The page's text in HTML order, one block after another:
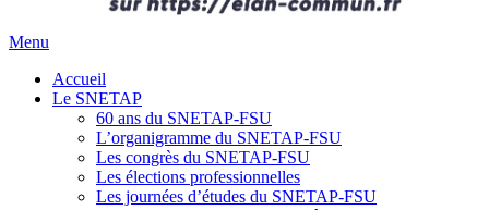
Menu
Accueil
Le SNETAP
60 ans du SNETAP-FSU
L’organigramme du SNETAP-FSU
Les congrès du SNETAP-FSU
Les élections professionnelles
Les journées d’études du SNETAP-FSU